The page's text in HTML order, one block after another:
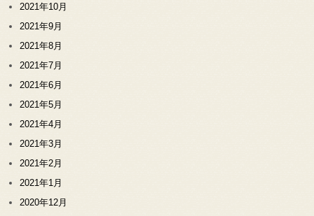
2021年10月
2021年9月
2021年8月
2021年7月
2021年6月
2021年5月
2021年4月
2021年3月
2021年2月
2021年1月
2020年12月